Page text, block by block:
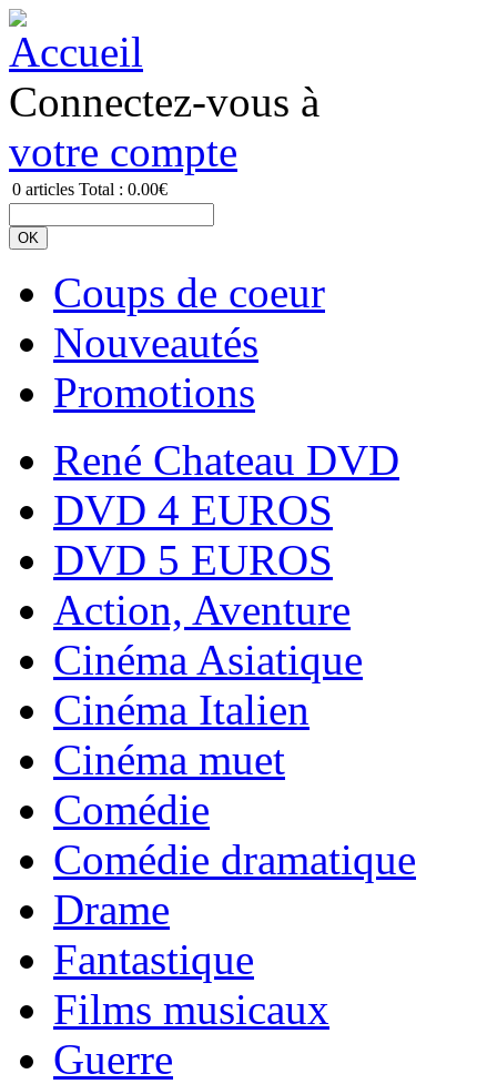
Connectez-vous à
votre compte
0 articles Total : 0.00€
Coups de coeur
Nouveautés
Promotions
René Chateau DVD
DVD 4 EUROS
DVD 5 EUROS
Action, Aventure
Cinéma Asiatique
Cinéma Italien
Cinéma muet
Comédie
Comédie dramatique
Drame
Fantastique
Films musicaux
Guerre